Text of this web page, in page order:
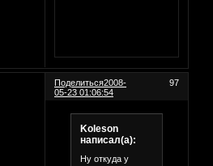
Поделиться 97
2008-
05-23 01:06:54
Koleson
написал(а):
Ну откуда у